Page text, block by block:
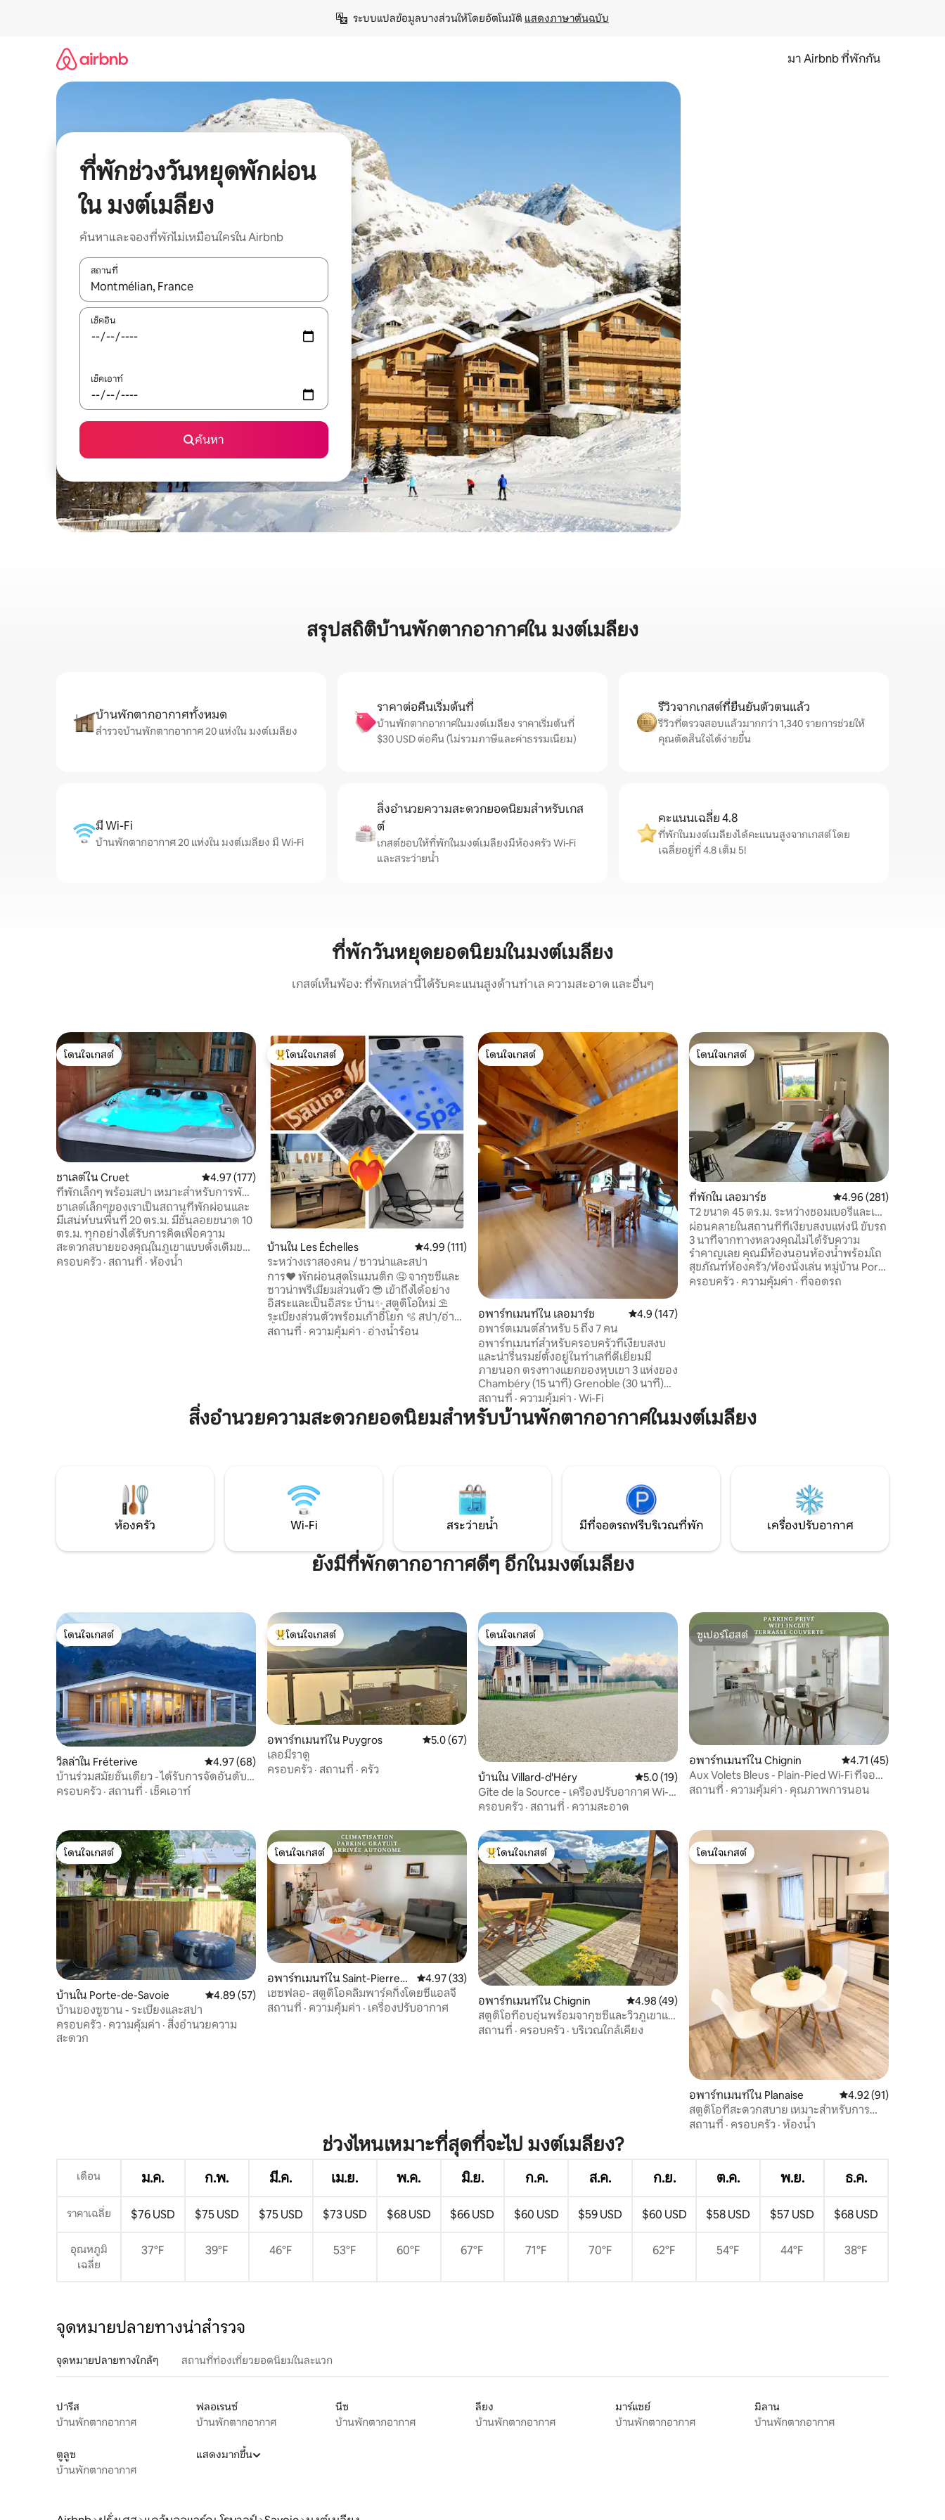
ระบบแปลข้อมูลบางส่วนให้โดยอัตโนมัติ แสดงภาษาต้นฉบับ
มา Airbnb ที่พักกัน
ที่พักช่วงวันหยุดพักผ่อน
ใน มงต์เมลียง
ค้นหาและจองที่พักไม่เหมือนใครใน Airbnb
สถานที่
ใช้ลูกศรขึ้นลง หรือใช้การสัมผัสหรือปัด เพื่อสำรวจผลการค้นหา
เช็คอิน
เช็คเอาท์
ค้นหา
สรุปสถิติบ้านพักตากอากาศใน มงต์เมลียง
บ้านพักตากอากาศทั้งหมด
สำรวจบ้านพักตากอากาศ 20 แห่งใน มงต์เมลียง
ราคาต่อคืนเริ่มต้นที่
บ้านพักตากอากาศในมงต์เมลียง ราคาเริ่มต้นที่
$30 USD ต่อคืน (ไม่รวมภาษีและค่าธรรมเนียม)
รีวิวจากเกสต์ที่ยืนยันตัวตนแล้ว
รีวิวที่ตรวจสอบแล้วมากกว่า 1,340 รายการช่วยให้
คุณตัดสินใจได้ง่ายขึ้น
มี Wi-Fi
บ้านพักตากอากาศ 20 แห่งใน มงต์เมลียง มี Wi-Fi
สิ่งอำนวยความสะดวกยอดนิยมสำหรับเกส
ต์
เกสต์ชอบให้ที่พักในมงต์เมลียงมีห้องครัว Wi-Fi
และสระว่ายน้ำ
คะแนนเฉลี่ย 4.8
ที่พักในมงต์เมลียงได้คะแนนสูงจากเกสต์ โดย
เฉลี่ยอยู่ที่ 4.8 เต็ม 5!
ที่พักวันหยุดยอดนิยมในมงต์เมลียง
เกสต์เห็นพ้อง: ที่พักเหล่านี้ได้รับคะแนนสูงด้านทำเล ความสะอาด และอื่นๆ
โดนใจเกสต์
โดนใจเกสต์
ชาเลต์ใน Cruet คะแนนเฉลี่ย 4.97 จาก 5, 177 รีวิว
4.97 (177)
ที่พักเล็กๆ พร้อมสปา เหมาะสำหรับการพัก
ผ่อนของคู่รัก!
ชาเลต์เล็กๆของเราเป็นสถานที่พักผ่อนและ
มีเสน่ห์บนพื้นที่ 20 ตร.ม. มีชั้นลอยขนาด 10
ตร.ม. ทุกอย่างได้รับการคิดเพื่อความ
สะดวกสบายของคุณในภูเขาแบบดั้งเดิมของ
การตกแต่งรังไหม เพื่อการพักผ่อนและ
ครอบครัว · สถานที่ · ห้องน้ำ
โดนใจเกสต์ที่สุด
โดนใจเกสต์
บ้านใน Les Échelles คะแนนเฉลี่ย 4.99 จาก 5, 111 รีวิว
4.99 (111)
ระหว่างเราสองคน / ซาวน่าและสปา
การ❤️ พักผ่อนสุดโรแมนติก 🤤 จากุซซี่และ
ซาวน่าพรีเมียมส่วนตัว 😎 เข้าถึงได้อย่าง
อิสระและเป็นอิสระ บ้าน✨ สตูดิโอใหม่ ⛱️
ระเบียงส่วนตัวพร้อมเก้าอี้โยก 🫧 สปา/อ่าง
น้ำร้อนของแท้ ♨️ ซาวน่าขนานแท้: กลิ่นไม้
ที่แท้จริงและมีขนาดใหญ่จะทำให้คุณเดิน
ปลอดภัย ห้องครัวที่🍲มีอุปกรณ์ เครื่อง☕
ชงกาแฟ
สถานที่ · ความคุ้มค่า · อ่างน้ำร้อน
โดนใจเกสต์
โดนใจเกสต์
อพาร์ทเมนท์ใน เลอมาร์ช คะแนนเฉลี่ย 4.9 จาก 5, 147 รีวิว
4.9 (147)
อพาร์ตเมนต์สำหรับ 5 ถึง 7 คน
อพาร์ทเมนท์สำหรับครอบครัวที่เงียบสงบ
และน่ารื่นรมย์ตั้งอยู่ในทำเลที่ดีเยี่ยมมี
ภายนอก ตรงทางแยกของหุบเขา 3 แห่งของ
Chambéry (15 นาที) Grenoble (30 นาที)
และ Albertville (30 นาที) เหมาะสำหรับการ
พักผ่อนบนเส้นทางวันหยุด มาค้นพบ
ปราสาทไวน์และกิจกรรมมากมายที่นำเสนอ
ภาพ)
สถานที่ · ความคุ้มค่า · Wi-Fi
โดนใจเกสต์
โดนใจเกสต์
ที่พักใน เลอมาร์ช คะแนนเฉลี่ย 4.96 จาก
4.96 (281)
T2 ขนาด 45 ตร.ม. ระหว่างชอมเบอรีและเก
รอนโบล
ผ่อนคลายในสถานที่ที่เงียบสงบแห่งนี้ ขับรถ
3 นาทีจากทางหลวงคุณไม่ได้รับความ
รำคาญเลย คุณมีห้องนอนห้องน้ำพร้อมโถ
สุขภัณฑ์ห้องครัว/ห้องนั่งเล่น หมู่บ้าน Porte
de Savoie ล้อมรอบด้วยไร่องุ่นระหว่าง Parc
Naturel des Bauges และ La Chartreuse
ครอบครัว · ความคุ้มค่า · ที่จอดรถ
สิ่งอำนวยความสะดวกยอดนิยมสำหรับบ้านพักตากอากาศในมงต์เมลียง
ห้องครัว Wi-Fi สระว่ายน้ำ มีที่จอดรถฟรีบริเวณที่พัก เครื่องปรับอากาศ
ยังมีที่พักตากอากาศดีๆ อีกในมงต์เมลียง
โดนใจเกสต์
โดนใจเกสต์
วิลล่าใน Fréterive คะแนนเฉลี่ย 4.97 จาก 5, 68 รีวิว
4.97 (68)
บ้านร่วมสมัยชั้นเดียว - ได้รับการจัดอันดับ
3***
ครอบครัว · สถานที่ · เช็คเอาท์
โดนใจเกสต์ที่สุด
โดนใจเกสต์
อพาร์ทเมนท์ใน Puygros คะแนนเฉลี่ย 5.0 จาก 5, 67 รีวิว
5.0 (67)
เลอมีราดู
ครอบครัว · สถานที่ · ครัว
โดนใจเกสต์
โดนใจเกสต์
บ้านใน Villard-d'Héry คะแนนเฉลี่ย 5.0 จาก 5, 19 รีวิว
5.0 (19)
Gîte de la Source - เครื่องปรับอากาศ Wi-Fi
สวนปิด
ครอบครัว · สถานที่ · ความสะอาด
ซูเปอร์โฮสต์
ซูเปอร์โฮสต์
อพาร์ทเมนท์ใน Chignin คะแนนเฉลี่ย 4.71 จาก
4.71 (45)
Aux Volets Bleus - Plain-Pied Wi-Fi ที่จอด
รถ C.L.G
สถานที่ · ความคุ้มค่า · คุณภาพการนอน
โดนใจเกสต์
โดนใจเกสต์
บ้านใน Porte-de-Savoie คะแนนเฉลี่ย 4.89 จาก 5, 57 รีวิว
4.89 (57)
บ้านของซูซาน - ระเบียงและสปา
ครอบครัว · ความคุ้มค่า · สิ่งอำนวยความ
สะดวก
โดนใจเกสต์
โดนใจเกสต์
อพาร์ทเมนท์ใน Saint-Pierre-
d'Albigny
คะแนนเฉลี่ย 4.97 จาก 5, 33 รีวิว
4.97 (33)
เชซฟลอ- สตูดิโอคลิมพาร์คกิ้งโดยซีแอลจี
สถานที่ · ความคุ้มค่า · เครื่องปรับอากาศ
โดนใจเกสต์ที่สุด
โดนใจเกสต์
อพาร์ทเมนท์ใน Chignin คะแนนเฉลี่ย 4.98 จาก 5, 49 รีวิว
4.98 (49)
สตูดิโอที่อบอุ่นพร้อมจากุซซี่และวิวภูเขาแก
รนิเยร์
สถานที่ · ครอบครัว · บริเวณใกล้เคียง
โดนใจเกสต์
โดนใจเกสต์
อพาร์ทเมนท์ใน Planaise คะแนนเฉลี่ย 4.92 จาก
4.92 (91)
สตูดิโอที่สะดวกสบาย เหมาะสำหรับการ
สำรวจซาวัว
สถานที่ · ครอบครัว · ห้องน้ำ
ช่วงไหนเหมาะที่สุดที่จะไป มงต์เมลียง?
เดือน ม.ค. ก.พ. มี.ค. เม.ย. พ.ค. มิ.ย. ก.ค. ส.ค. ก.ย. ต.ค. พ.ย. ธ.ค.
ราคาเฉลี่ย $76 USD $75 USD $75 USD $73 USD $68 USD $66 USD $60 USD $59 USD $60 USD $58 USD $57 USD $68 USD
อุณหภูมิ
เฉลี่ย
37°F 39°F 46°F 53°F 60°F 67°F 71°F 70°F 62°F 54°F 44°F 38°F
จุดหมายปลายทางน่าสำรวจ
จุดหมายปลายทางใกล้ๆ สถานที่ท่องเที่ยวยอดนิยมในละแวก
ปารีส
บ้านพักตากอากาศ
ฟลอเรนซ์
บ้านพักตากอากาศ
นีซ
บ้านพักตากอากาศ
ลียง
บ้านพักตากอากาศ
มาร์แซย์
บ้านพักตากอากาศ
มิลาน
บ้านพักตากอากาศ
ตูลูซ
บ้านพักตากอากาศ
แสดงมากขึ้น